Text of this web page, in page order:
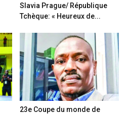
Slavia Prague/ République
Tchèque: « Heureux de...
23e Coupe du monde de